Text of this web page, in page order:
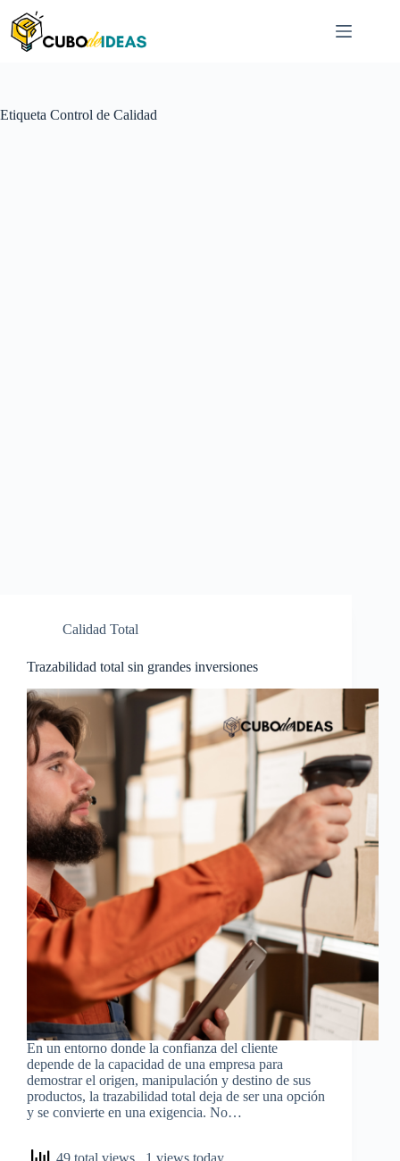
contenido
Etiqueta Control de Calidad
Calidad Total
Trazabilidad total sin grandes inversiones
En un entorno donde la confianza del cliente
depende de la capacidad de una empresa para
demostrar el origen, manipulación y destino de sus
productos, la trazabilidad total deja de ser una opción
y se convierte en una exigencia. No…
49 total views , 1 views today